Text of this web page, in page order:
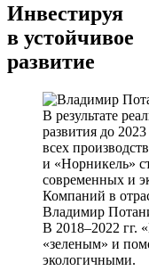
Инвестируя
в устойчивое
развитие
В результате
развития до
всех
и «Норникель»
современных и
Компаний в
Владимир
В 2018–2022 гг.
«зеленым» и
экологичными.